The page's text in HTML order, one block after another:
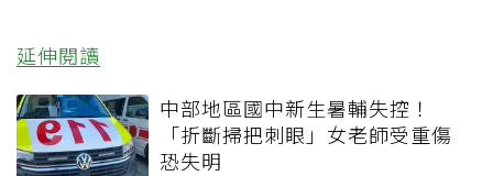
延伸閱讀
中部地區國中新生暑輔失控！
「折斷掃把刺眼」女老師受重傷
恐失明